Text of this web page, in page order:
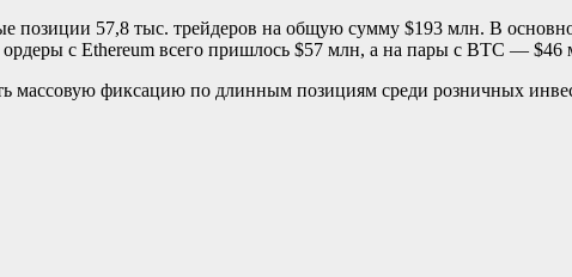
позиции 57,8 тыс. трейдеров на общую сумму $193 млн. В
с Ethereum всего пришлось $57 млн, а на пары с BTC — $46
массовую фиксацию по длинным позициям среди розничных